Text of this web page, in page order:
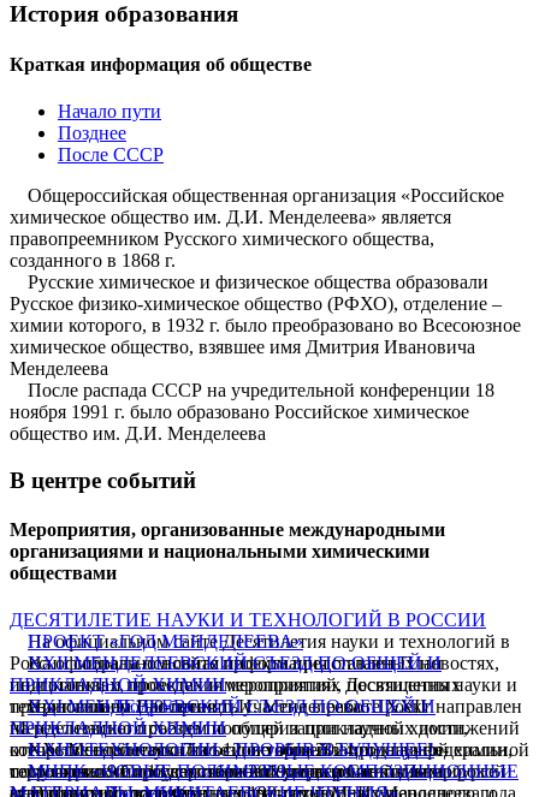
История образования
Краткая информация об обществе
Начало пути
Позднее
После СССР
Общероссийская общественная организация «Российское
химическое общество им. Д.И. Менделеева» является
правопреемником Русского химического общества,
созданного в 1868 г.
Русские химическое и физическое общества образовали
Русское физико-химическое общество (РФХО), отделение –
химии которого, в 1932 г. было преобразовано во Всесоюзное
химическое общество, взявшее имя Дмитрия Ивановича
Менделеева
После распада СССР на учредительной конференции 18
ноября 1991 г. было образовано Российское химическое
общество им. Д.И. Менделеева
В центре событий
Мероприятия, организованные международными
организациями и национальными химическими
обществами
ДЕСЯТИЛЕТИЕ НАУКИ И ТЕХНОЛОГИЙ В РОССИИ
На официальном сайте Десятилетия науки и технологий в
России собрана основная информация о главных новостях,
инициативах, проектах и мероприятиях Десятилетия науки и
технологий.Подробнее
ПРОЕКТ «ГОД МЕНДЕЛЕЕВА»
На официальном сайте проекта представлен План
подготовки и проведения мероприятий, посвященных
празднованию 190-летия Д.И. Менделеева. Проект направлен
на реализацию проблем популяризации научных достижений
отечественной науки на основе организации научно-
популярных и просветительских мероприятий для широкой
XXII МЕНДЕЛЕЕВСКИЙ СЪЕЗД ПО ОБЩЕЙ И
ПРИКЛАДНОЙ ХИМИИ
Приглашаем Вас принять участие в работе XXII
Менделеевского съезда по общей и прикладной химии,
который состоится с 7 по 12 октября 2024 года на федеральной
территории «Сириус», и станет одним из основных
XXI МЕНДЕЛЕЕВСКИЙ СЪЕЗД ПО ОБЩЕЙ И
ПРИКЛАДНОЙ ХИМИИ
XXI Менделеевский съезд по общей и прикладной химии,
состоялся с 9 по 13 сентября 2019 года в Санкт-Петербурге и
НАНОТЕХНОЛОГИИ - ПРОРЫВ В БУДУЩЕЕ!
Московский государственный университет имени
МНПК «НОВЫЕ ПОЛИМЕРНЫЕ КОМПОЗИЦИОННЫЕ